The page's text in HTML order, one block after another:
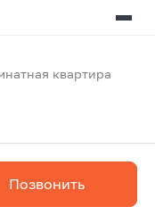
квартира
Позвонить